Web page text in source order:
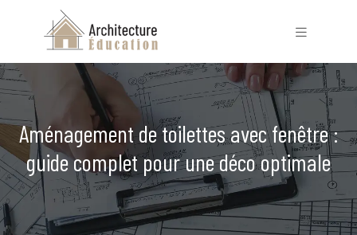
Aménagement de toilettes avec fenêtre :
guide complet pour une déco optimale